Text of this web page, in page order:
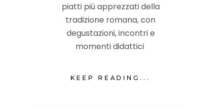
piatti più apprezzati della
tradizione romana, con
degustazioni, incontri e
momenti didattici
KEEP READING...